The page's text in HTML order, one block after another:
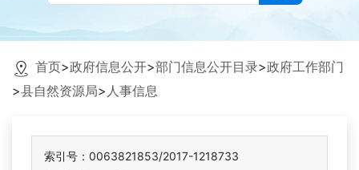
首页>政府信息公开>部门信息公开目录>政府工作部门
>县自然资源局> 人事信息
索引号：0063821853/2017-1218733